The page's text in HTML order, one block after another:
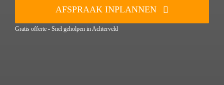
AFSPRAAK INPLANNEN
Gratis offerte - Snel geholpen in Achterveld